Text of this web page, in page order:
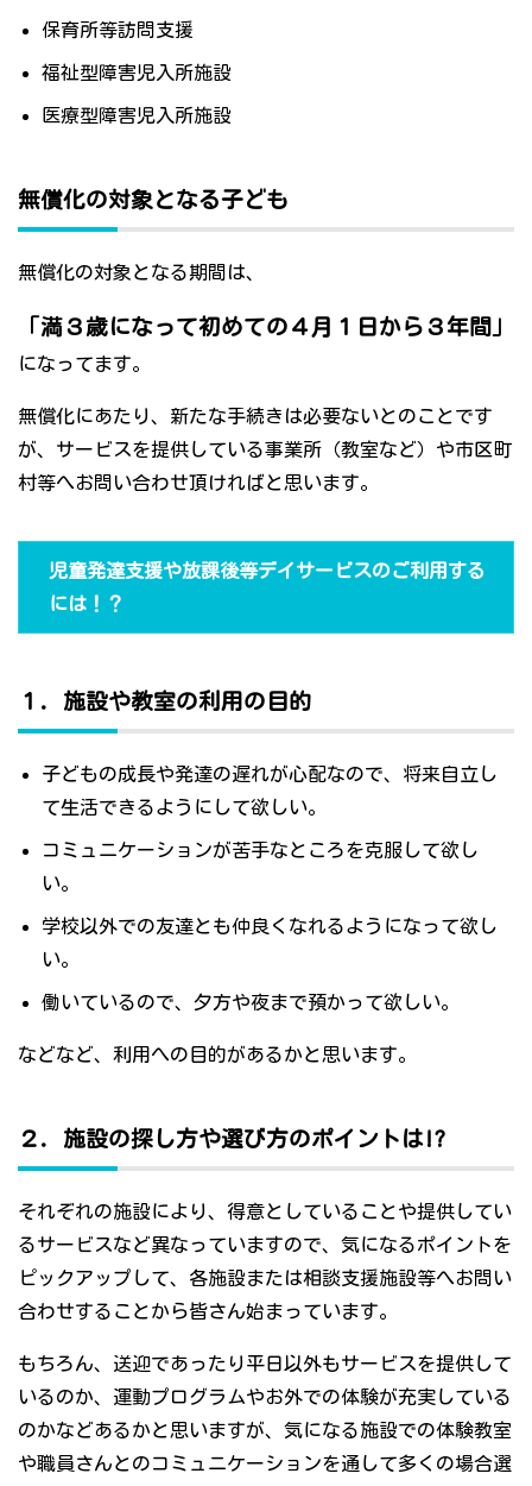
保育所等訪問支援
福祉型障害児入所施設
医療型障害児入所施設
無償化の対象となる子ども
無償化の対象となる期間は、
「満３歳になって初めての４月１日から３年間」
になってます。
無償化にあたり、新たな手続きは必要ないとのことです
が、サービスを提供している事業所（教室など）や市区町
村等へお問い合わせ頂ければと思います。
児童発達支援や放課後等デイサービスのご利用する
には！？
１．施設や教室の利用の目的
子どもの成長や発達の遅れが心配なので、将来自立し
て生活できるようにして欲しい。
コミュニケーションが苦手なところを克服して欲し
い。
学校以外での友達とも仲良くなれるようになって欲し
い。
働いているので、夕方や夜まで預かって欲しい。
などなど、利用への目的があるかと思います。
２．施設の探し方や選び方のポイントは!?
それぞれの施設により、得意としていることや提供してい
るサービスなど異なっていますので、気になるポイントを
ピックアップして、各施設または相談支援施設等へお問い
合わせすることから皆さん始まっています。
もちろん、送迎であったり平日以外もサービスを提供して
いるのか、運動プログラムやお外での体験が充実している
のかなどあるかと思いますが、気になる施設での体験教室
や職員さんとのコミュニケーションを通して多くの場合選